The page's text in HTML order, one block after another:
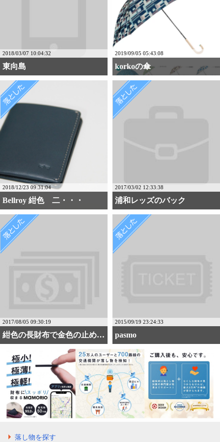
2018/03/07 10:04:32
東向島
2019/09/05 05:43:08
korkoの傘
2018/12/23 09:31:04
Bellroy 紺色 二・・・
2017/03/02 12:33:38
浦和レッズのバック
2017/08/05 09:30:19
紺色の長財布で金色の止め・・・
2015/09/19 23:24:33
pasmo
落し物を探す